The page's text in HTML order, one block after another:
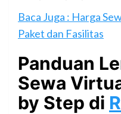
Baca Juga : Harga
Paket dan Fasilitas
Panduan
Sewa
by Step di